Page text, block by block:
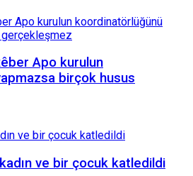
Apo kurulun
birçok husus
ve bir çocuk katledildi